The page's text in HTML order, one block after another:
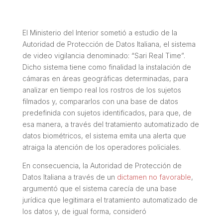
El Ministerio del Interior sometió a estudio de la
Autoridad de Protección de Datos Italiana, el sistema
de video vigilancia denominado: “Sari Real Time”.
Dicho sistema tiene como finalidad la instalación de
cámaras en áreas geográficas determinadas, para
analizar en tiempo real los rostros de los sujetos
filmados y, compararlos con una base de datos
predefinida con sujetos identificados, para que, de
esa manera, a través del tratamiento automatizado de
datos biométricos, el sistema emita una alerta que
atraiga la atención de los operadores policiales.
En consecuencia, la Autoridad de Protección de
Datos Italiana a través de un dictamen no favorable,
argumentó que el sistema carecía de una base
jurídica que legitimara el tratamiento automatizado de
los datos y, de igual forma, consideró